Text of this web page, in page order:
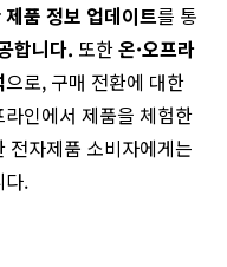
품 정보 업데이트를 통
합니다. 또한온·오프라
으로, 구매 전환에 대한
인에서 제품을 체험한
전자제품 소비자에게는
다.